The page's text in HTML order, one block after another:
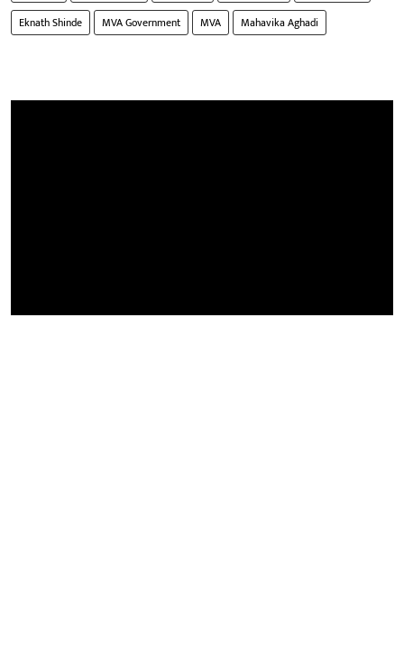
Eknath Shinde
MVA Government MVA Mahavika Aghadi